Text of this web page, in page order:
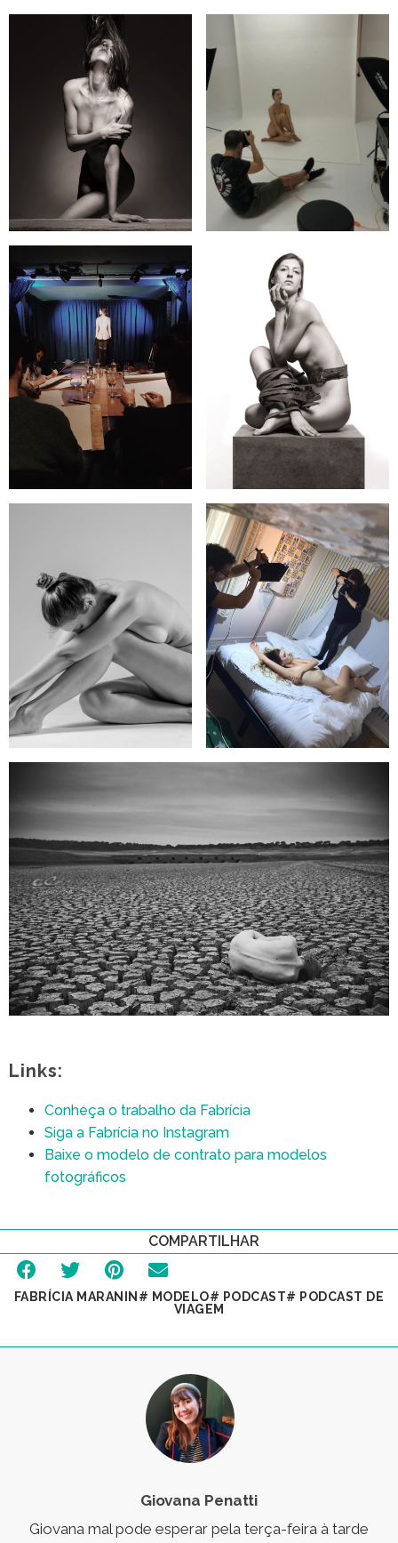
Links:
Conheça o trabalho da Fabrícia
Siga a Fabrícia no Instagram
Baixe o modelo de contrato para modelos
fotográficos
COMPARTILHAR
FABRÍCIA MARANIN # MODELO# PODCAST# PODCAST DE
VIAGEM
Giovana Penatti
Giovana mal pode esperar pela terça-feira à tarde